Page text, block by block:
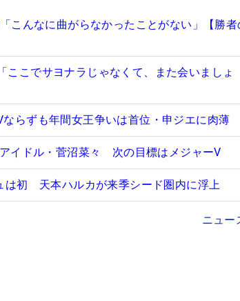
こんなに曲がらなかったことがない」【勝者
こでサヨナラじゃなくて、また会いましょ
らずも年間女王争いは首位・申ジエに肉薄
イドル・菅沼菜々 次の目標はメジャーV
は初 天本ハルカが来季シード圏内に浮上
ニュー